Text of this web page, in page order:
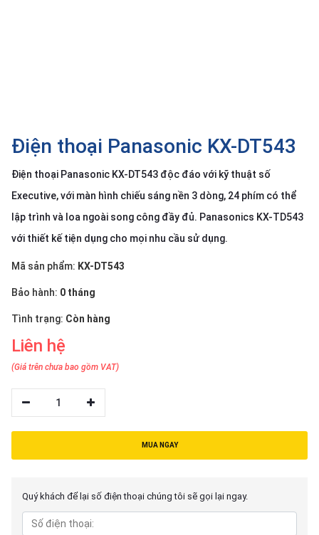
Điện thoại Panasonic KX-DT543
Điện thoại Panasonic KX-DT543 độc đáo với kỹ thuật số
Executive, với màn hình chiếu sáng nền 3 dòng, 24 phím có thể
lập trình và loa ngoài song công đầy đủ. Panasonics KX-TD543
với thiết kế tiện dụng cho mọi nhu cầu sử dụng.
Mã sản phẩm: KX-DT543
Bảo hành: 0 tháng
Tình trạng: Còn hàng
Liên hệ
(Giá trên chưa bao gồm VAT)
1
MUA NGAY
Quý khách để lại số điện thoại chúng tôi sẽ gọi lại ngay.
pháp
vụ
Hỗ
trợ
Tin
hệ
thiệu